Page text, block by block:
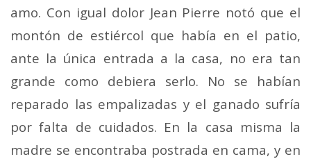
amo. Con igual dolor Jean Pierre notó que el
montón de estiércol que había en el patio,
ante la única entrada a la casa, no era tan
grande como debiera serlo. No se habían
reparado las empalizadas y el ganado sufría
por falta de cuidados. En la casa misma la
madre se encontraba postrada en cama, y en